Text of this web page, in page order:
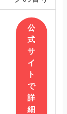
公
式
サ
イ
ト
で
詳
細